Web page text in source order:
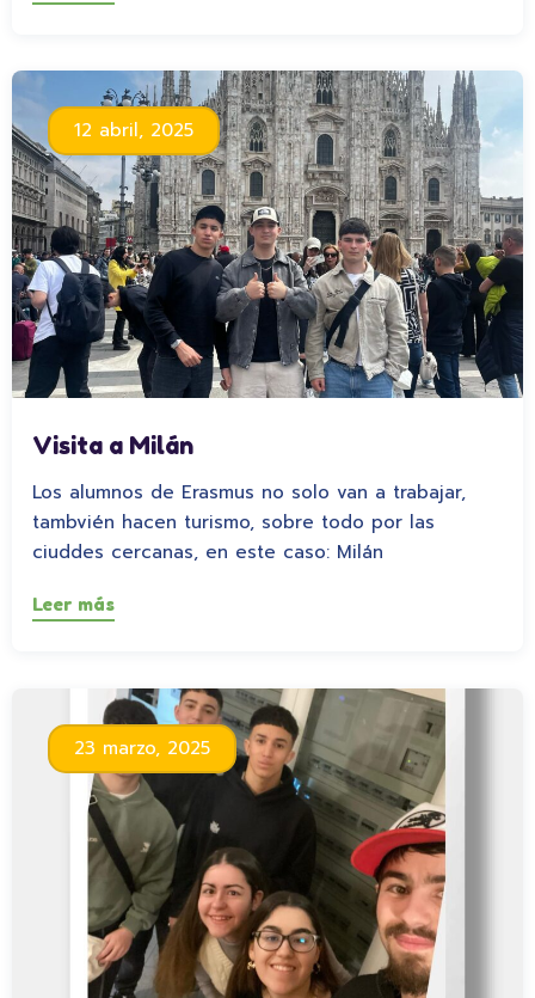
12 abril, 2025
Visita a Milán
Los alumnos de Erasmus no solo van a trabajar,
tambvién hacen turismo, sobre todo por las
ciuddes cercanas, en este caso: Milán
Leer más
23 marzo, 2025